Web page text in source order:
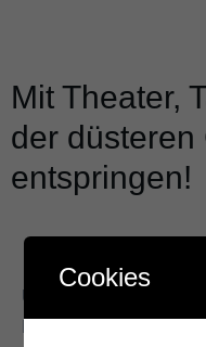
Mit Theater,
der
entspringen!
Unser Angebot steht
Region Steyr zur
Cookies